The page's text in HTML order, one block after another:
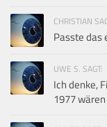
CHRISTIAN
Passte das
UWE S. SAGT:
Ich denke,
1977